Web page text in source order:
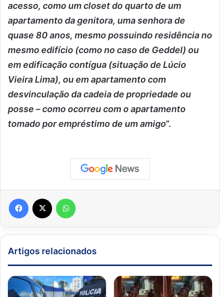
acesso, como um closet do quarto de um
apartamento da genitora, uma senhora de
quase 80 anos, mesmo possuindo residência no
mesmo edifício (como no caso de Geddel) ou
em edificação contígua (situação de Lúcio
Vieira Lima), ou em apartamento com
desvinculação da cadeia de propriedade ou
posse – como ocorreu com o apartamento
tomado por empréstimo de um amigo”.
Artigos relacionados